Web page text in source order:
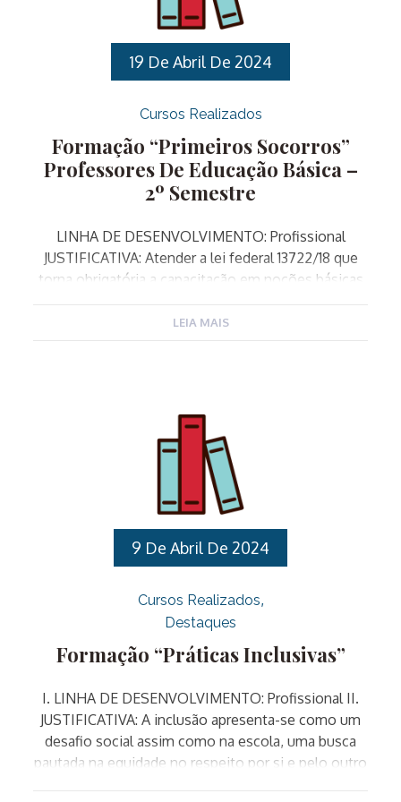
de uma educação pautada pela equidade.
OBJETIVO: PÚBLICO ALVO: Professores de
Educação Básica que atuam […]
19 De Abril De 2024
Cursos Realizados
Formação “Primeiros Socorros”
Professores De Educação Básica –
2º Semestre
LINHA DE DESENVOLVIMENTO: Profissional
JUSTIFICATIVA: Atender a lei federal 13722/18 que
torna obrigatória a capacitação em noções básicas
funcionários de estabelecimentos de ensino
Municipal de Educação PÚBLICO ALVO: Professores
de Educação Básica nas especialidades de
Educação Infantil e Designados para ocupar os
cargos de Diretores Escolares, Vice-diretores de
Escola e Coordenadores Pedagógicos.
CRONOGRAMA: Gestores escolaresTurma 1
(Diretores) 13 e 27/09/2024Turma 2 (Vice-Diretores
Educação […]
LEIA MAIS
9 De Abril De 2024
Cursos Realizados
Destaques
Formação “Práticas Inclusivas”
I. LINHA DE DESENVOLVIMENTO: Profissional II.
JUSTIFICATIVA: A inclusão apresenta-se como um
desafio social assim como na escola, uma busca
pautada na equidade no respeito por si e pelo outro